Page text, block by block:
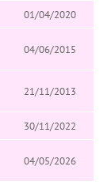
01/04/2020
04/06/2015
21/11/2013
30/11/2022
04/05/2026